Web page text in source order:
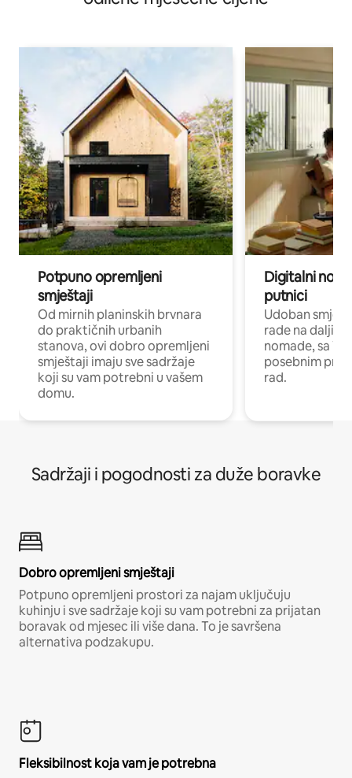
Potpuno opremljeni
smještaji
Od mirnih planinskih brvnara
do praktičnih urbanih
stanova, ovi dobro opremljeni
smještaji imaju sve sadržaje
koji su vam potrebni u vašem
domu.
Digitalni
putnici
Udoban
rade na
nomade, sa
posebnim
rad.
Sadržaji i pogodnosti za duže boravke
Dobro opremljeni smještaji
Potpuno opremljeni prostori za najam uključuju
kuhinju i sve sadržaje koji su vam potrebni za prijatan
boravak od mjesec ili više dana. To je savršena
alternativa podzakupu.
Fleksibilnost koja vam je potrebna